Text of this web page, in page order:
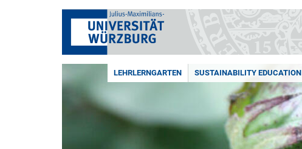
LEHRLERNGARTEN SUSTAINABILITY EDUCATION